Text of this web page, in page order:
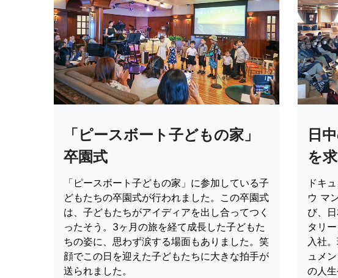
「ピースボート子どもの家」
卒園式
「ピースボート子どもの家」に参加している子
どもたちの卒園式が行われました。この卒園式
は、子どもたちがアイディアを出し合ってつく
ったそう。3ヶ月の旅を経て成長した子どもた
ちの姿に、思わず涙する場面もありました。笑
顔でこの日を迎えた子どもたちに大きな拍手が
送られました。
日
を
ドキ
ウ マ
び、
タリ
入社
ュメ
の人